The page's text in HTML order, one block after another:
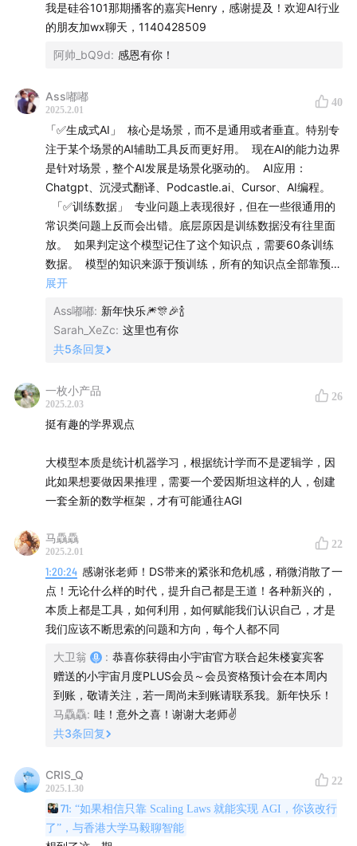
型、自然语言表示、信息抽取、鲁棒性和解释性分析等。
在ACL、EMNLP、COLING、全国信息检索大会等重要国
际国内会议多次担任程序委员会主席、领域主席、讲习班
近年来承担了国家重点研发计划课题、国家自然科学基
金、上海市科委等多个项目，在国际重要学术刊物和会议
发表论文200余篇，获得美国授权专利4项，著有《自然语
言处理导论》和《大规模语言模型：理论与实践》，作为
第二译者翻译专著《现代信息检索》。
获得WSDM 2014最佳论文提名奖、COLING 2018 领域
主席推荐奖、NLPCC 2019杰出论文奖、COLING 2022
杰出论文奖。获得上海市“晨光计划”人才计划、复旦大学
“卓越2025”人才培育计划等支持，获得钱伟长中文信息处
理科学技术一等奖、汉王青年创新一等奖、上海市科技进
步二等奖、教育部科技进步二等奖、ACM 上海新星提名
简易时间轴：
应用Part1：
07:19 我和张教授最常用的AI应用：大卫翁——Chatgpt、
沉浸式翻译和Podcastle.ai
一个沉浸式翻译的邀请链接（利益相关：用这个链接注册
并购买会员后我会有返利，但相信我，真的好用）：
immersivetranslate.com（如果显示页面崩溃请放到浏
览器里打开）
张教授——Cursor
底层Part：
大模型们会出现幻觉，以及无法回答常识问题的底层
我是硅谷101那期播客的嘉宾Henry，感谢提及！欢迎AI行业
的朋友加wx聊天，1140428509
阿帅_bQ9d: 感恩有你！
Ass嘟嘟
2025.2.01
40
「✅生成式AI」 核心是场景，而不是通用或者垂直。特别专
注于某个场景的AI辅助工具反而更好用。 现在AI的能力边界
是针对场景，整个AI发展是场景化驱动的。 AI应用：
Chatgpt、沉浸式翻译、Podcastle.ai、Cursor、AI编程。
「✅训练数据」 专业问题上表现很好，但在一些很通用的
常识类问题上反而会出错。底层原因是训练数据没有往里面
放。 如果判定这个模型记住了这个知识点，需要60条训练
数据。 模型的知识来源于预训练，所有的知识点全部靠预训
练数据记住的。且有一些特定的规范，比如出现次数、一定
每个场景都需要特定的准备数据。 「✅大模型」 能力：长
文本、跨语言、多任务和生成式。 所有自然语言处理的任务
可以转换成一个语言的表达，即把所有的任务融合成了一个
了。 预训练：大量的数据，知识记忆、学习。 后训练：能
力来源全部来源于预训练数据。所谓的涌现，仅仅是预训练
程度。如果想让这个任务做的很准确，一定要在后训练阶段
放训练数据（有监督且精挑细选的）。先探测这个模型记住
了哪些知识点；再针对记住的知识点再构造60套训练数据。
现在的工作（场景化）。 把核心观点组织好，剩下的填充由
AI完成。 大模型是基于深度学习，深度学习本质上是统计机
器学习，统计机器学习的核心逻辑是针对一个场景，数据量
越大学的越好。问题是学不到因果性，只能一个小场景一个
小场景的去做，所依赖的是概率学。 大模型的底层依然是统
计学而不是逻辑学的结果，就是我们需要一个AI行业的爱因
数据工具支撑），才可能迎来真正的通用人工智能时代
「✅2024 - 行业进展」 1）视频生成 从时长、质量、图像
上有非常大的进步。 2）chatgpt o1、o3的范式切换 加入
了反思的过程。 3）DeepSeek横空出世 「✅AI公司」 预
训练数据的成本量级非常贵，只有足够体量的公司，才敢这
率10-20倍，对新质生产力的公司比较合适。 海外订阅制的
「✅行业格局」 2025年，传统行业，因AI的加持，原有的
行业格局会发生较大变化。 第一，场景要适合它；第二，这
展开
Ass嘟嘟: 新年快乐🎆🎊🎉🍾
Sarah_XeZc: 这里也有你
共5条回复
一枚小产品
2025.2.03
26
挺有趣的学界观点
大模型本质是统计机器学习，根据统计学而不是逻辑学，因
此如果想要做因果推理，需要一个爱因斯坦这样的人，创建
一套全新的数学框架，才有可能通往AGI
马驫驫
2025.2.01
22
1:20:24 感谢张老师！DS带来的紧张和危机感，稍微消散了一
点！无论什么样的时代，提升自己都是王道！各种新兴的，
本质上都是工具，如何利用，如何赋能我们认识自己，才是
我们应该不断思索的问题和方向，每个人都不同
大卫翁 : 恭喜你获得由小宇宙官方联合起朱楼宴宾客
赠送的小宇宙月度PLUS会员～会员资格预计会在本周内
到账，敬请关注，若一周尚未到账请联系我。新年快乐！
马驫驫: 哇！意外之喜！谢谢大老师✌️
共3条回复
CRIS_Q
2025.1.30
22
71: “如果相信只靠 Scaling Laws 就能实现 AGI，你该改行
了”，与香港大学马毅聊智能